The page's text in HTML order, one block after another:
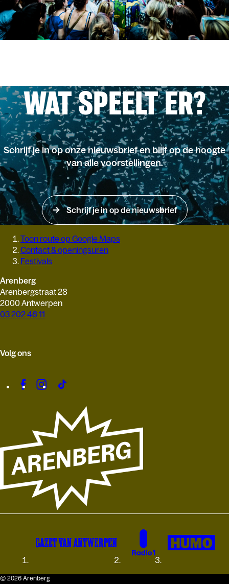
WAT SPEELT ER?
Schrijf je in op onze nieuwsbrief en blijf op de hoogte
van alle voorstellingen.
Schrijf je in op de nieuwsbrief
Toon route op Google Maps
Contact & openingsuren
Festivals
Arenberg
Arenbergstraat 28
2000 Antwerpen
03 202 46 11
Volg ons
© 2026 Arenberg